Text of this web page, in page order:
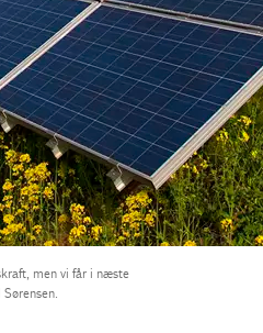
men vi får i næste